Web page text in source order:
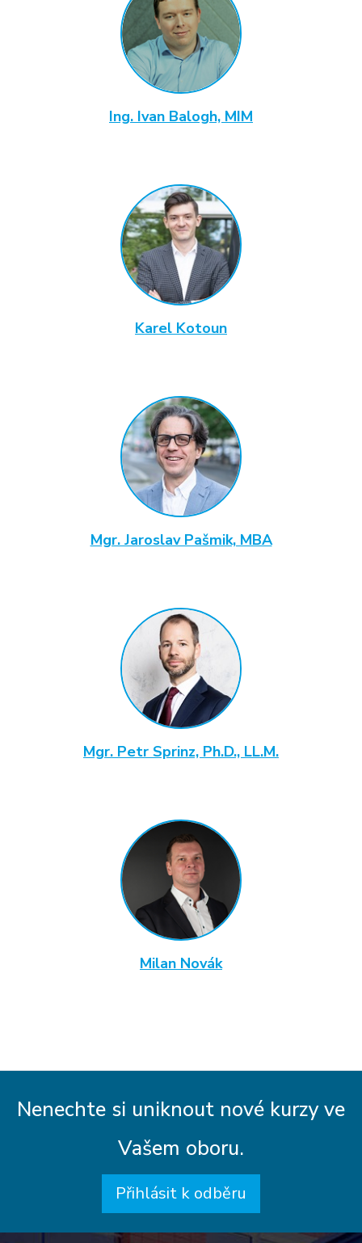
Ing. Ivan Balogh, MIM
Karel Kotoun
Mgr. Jaroslav Pašmik, MBA
Mgr. Petr Sprinz, Ph.D., LL.M.
Milan Novák
Nenechte si uniknout nové kurzy ve
Vašem oboru.
Přihlásit k odběru